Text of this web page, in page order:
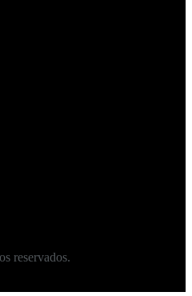
reservados.